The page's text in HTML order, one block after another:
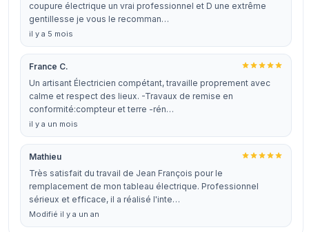
coupure électrique un vrai professionnel et D une extrême
gentillesse je vous le recomman…
il y a 5 mois
France C.
Un artisant Électricien compétant, travaille proprement avec
calme et respect des lieux. -Travaux de remise en
conformité:compteur et terre -rén…
il y a un mois
Mathieu
Très satisfait du travail de Jean François pour le
remplacement de mon tableau électrique. Professionnel
sérieux et efficace, il a réalisé l'inte…
Modifié il y a un an